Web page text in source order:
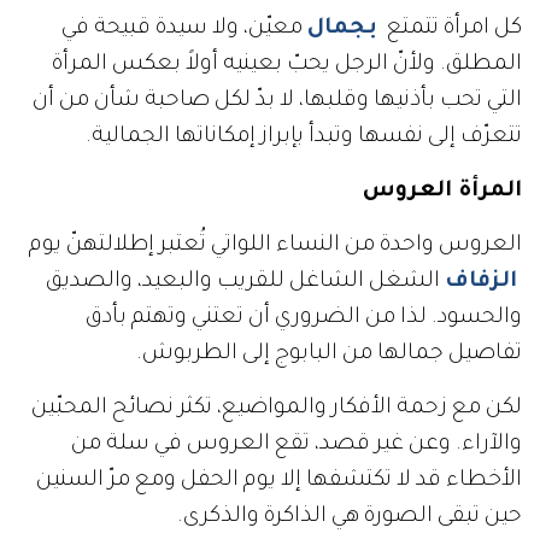
كل امرأة تتمتع بجمال معيّن، ولا سيدة قبيحة في
المطلق. ولأنّ الرجل يحبّ بعينيه أولاً بعكس المرأة
التي تحب بأذنيها وقلبها، لا بدّ لكل صاحبة شأن من أن
تتعرّف إلى نفسها وتبدأ بإبراز إمكاناتها الجمالية.
المرأة العروس
العروس واحدة من النساء اللواتي تُعتبر إطلالتهنّ يوم
الزفاف الشغل الشاغل للقريب والبعيد، والصديق
والحسود. لذا من الضروري أن تعتني وتهتم بأدق
تفاصيل جمالها من البابوج إلى الطربوش.
لكن مع زحمة الأفكار والمواضيع، تكثر نصائح المحبّين
والآراء. وعن غير قصد، تقع العروس في سلة من
الأخطاء قد لا تكتشفها إلا يوم الحفل ومع مرّ السنين
حين تبقى الصورة هي الذاكرة والذكرى.